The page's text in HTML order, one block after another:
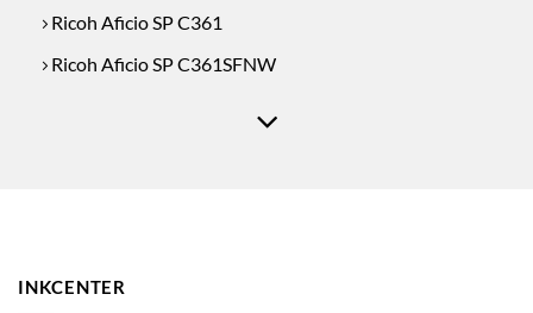
Ricoh Aficio SP C361
Ricoh Aficio SP C361SFNW
INKCENTER